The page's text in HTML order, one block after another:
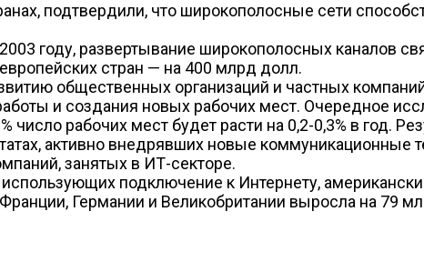
подтвердили, что широкополосные сети
году, развертывание широкополосных каналов
стран — на 400 млрд долл.
общественных организаций и частных
и создания новых рабочих мест. Очередное
рабочих мест будет расти на 0,2-0,3% в год.
активно внедрявших новые коммуникационные
занятых в ИТ-секторе.
подключение к Интернету,
Германии и Великобритании выросла на 79